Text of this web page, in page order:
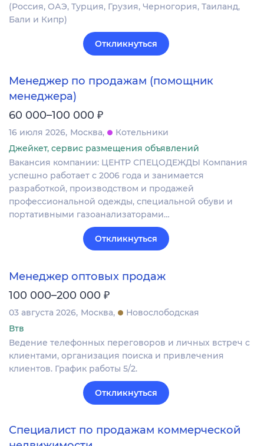
(Россия, ОАЭ, Турция, Грузия, Черногория, Таиланд,
Бали и Кипр)
Откликнуться
Менеджер по продажам (помощник
менеджера)
60 000–100 000 ₽
16 июля 2026 Москва
Котельники
Джейкет, сервис размещения объявлений
Вакансия компании: ЦЕНТР СПЕЦОДЕЖДЫ Компания
успешно работает с 2006 года и занимается
разработкой, производством и продажей
профессиональной одежды, специальной обуви и
портативными газоанализаторами…
Откликнуться
Менеджер оптовых продаж
100 000–200 000 ₽
03 августа 2026 Москва
Новослободская
Втв
Ведение телефонных переговоров и личных встреч с
клиентами, организация поиска и привлечения
клиентов. График работы 5/2.
Откликнуться
Специалист по продажам коммерческой